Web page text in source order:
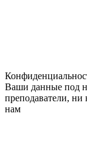
Ваши данные под
преподаватели,
нам